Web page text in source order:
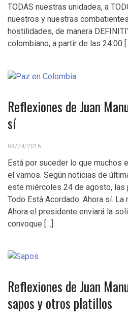
TODAS nuestras unidades, a
nuestros y nuestras
hostilidades, de manera
colombiano, a partir de las 24:00
Reflexiones de Juan
sí
08/24/2016
Está por suceder lo que muchos
el vamos. Según noticias de
este miércoles 24 de agosto, las
Todo Está Acordado. Ahora sí.
Ahora el presidente enviará la
convoque […]
Reflexiones de Juan
sapos y otros platillos